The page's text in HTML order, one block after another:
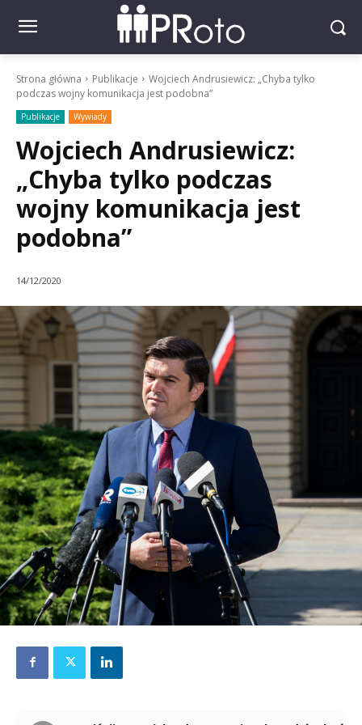
Strona główna Publikacje
Wojciech Andrusiewicz: „Chyba tylko
podczas wojny komunikacja jest podobna”
Publikacje Wywiady
Wojciech Andrusiewicz:
„Chyba tylko podczas
wojny komunikacja jest
podobna”
14/12/2020